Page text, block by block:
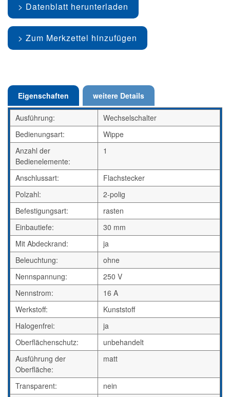
Datenblatt herunterladen
Zum Merkzettel hinzufügen
Eigenschaften weitere Details
Ausführung:
Wechselschalter
Bedienungsart:
Wippe
Anzahl der
Bedienelemente:
1
Anschlussart:
Flachstecker
Polzahl:
2-polig
Befestigungsart:
rasten
Einbautiefe:
30 mm
Mit Abdeckrand:
ja
Beleuchtung:
ohne
Nennspannung:
250 V
Nennstrom:
16 A
Werkstoff:
Kunststoff
Halogenfrei:
ja
Oberflächenschutz:
unbehandelt
Ausführung der
Oberfläche:
matt
Transparent: nein